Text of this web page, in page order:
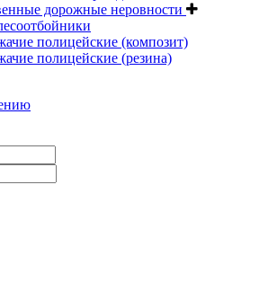
дорожные неровности
полицейские (композит)
полицейские (резина)